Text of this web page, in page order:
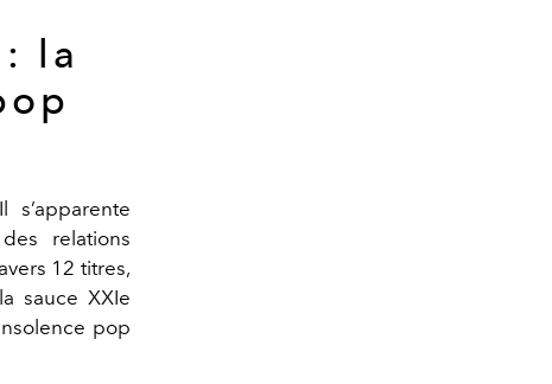
la
relations
12 titres,
sauce XXIe
pop